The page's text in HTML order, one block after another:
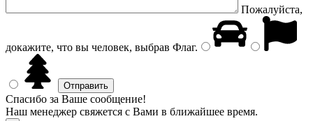
Пожалуйста,
докажите, что вы человек, выбрав Флаг.
Спасибо за Ваше сообщение!
Наш менеджер свяжется с Вами в ближайшее время.